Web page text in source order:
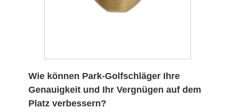
Wie können Park-Golfschläger Ihre
Genauigkeit und Ihr Vergnügen auf dem
Platz verbessern?